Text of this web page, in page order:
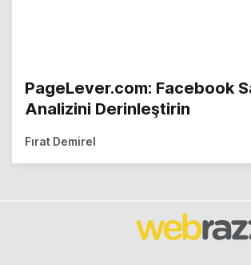
PageLever.com: Facebook
Analizini Derinleştirin
Fırat Demirel